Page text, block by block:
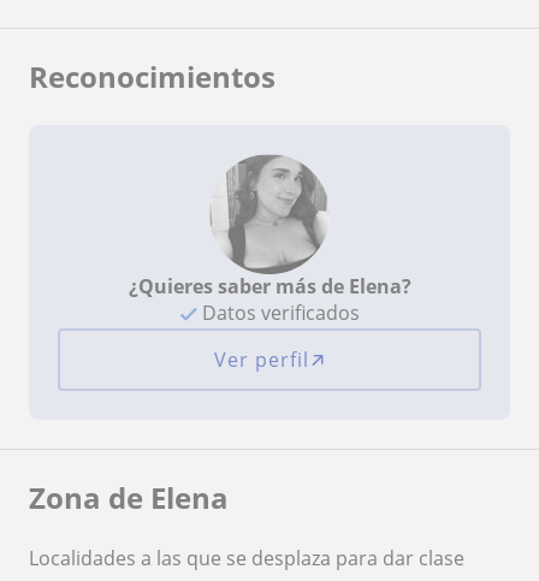
Reconocimientos
¿Quieres saber más de Elena?
Datos verificados
Ver perfil
Zona de Elena
Localidades a las que se desplaza para dar clase